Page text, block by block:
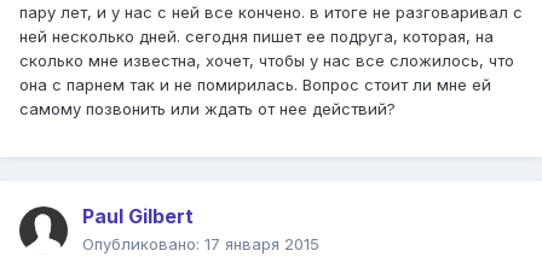
пару лет, и у нас с ней все кончено. в итоге не разговаривал с
ней несколько дней. сегодня пишет ее подруга, которая, на
сколько мне известна, хочет, чтобы у нас все сложилось, что
она с парнем так и не помирилась. Вопрос стоит ли мне ей
самому позвонить или ждать от нее действий?
Paul Gilbert
Опубликовано: 17 января 2015